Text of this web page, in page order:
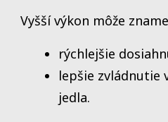
Vyšší výkon môže
rýchlejšie
lepšie zvládnutie
jedla.